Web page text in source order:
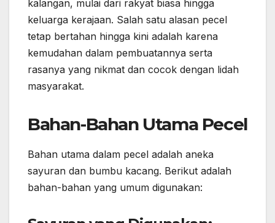
kalangan, mulai dari rakyat biasa hingga
keluarga kerajaan. Salah satu alasan pecel
tetap bertahan hingga kini adalah karena
kemudahan dalam pembuatannya serta
rasanya yang nikmat dan cocok dengan lidah
masyarakat.
Bahan-Bahan Utama Pecel
Bahan utama dalam pecel adalah aneka
sayuran dan bumbu kacang. Berikut adalah
bahan-bahan yang umum digunakan: